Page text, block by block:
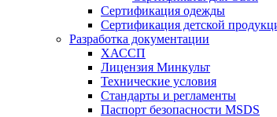
Сертификация одежды
Сертификация детской
Разработка документации
ХАССП
Лицензия Минкульт
Технические условия
Стандарты и регламенты
Паспорт безопасности MSDS